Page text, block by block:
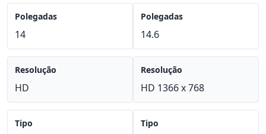
Polegadas
14
Resolução
HD
Tipo
Polegadas
14.6
Resolução
HD 1366 x 768
Tipo